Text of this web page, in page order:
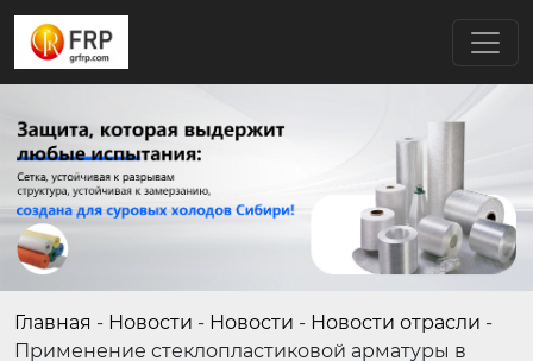
Главная - Новости - Новости - Новости отрасли -
Применение стеклопластиковой арматуры в